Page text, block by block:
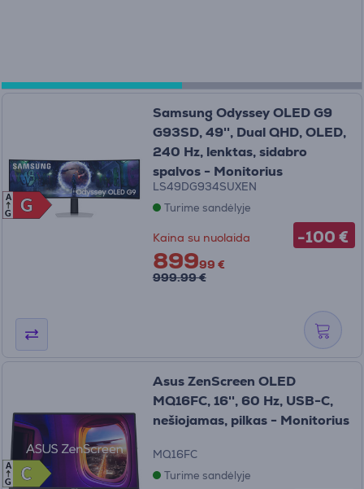
-100 €
G
G
A
G
Samsung Odyssey OLED G9
G93SD, 49'', Dual QHD, OLED,
240 Hz, lenktas, sidabro
spalvos - Monitorius
LS49DG934SUXEN
Turime sandėlyje
Kaina su nuolaida
89999 €
999.99 €
C
C
A
G
Asus ZenScreen OLED
MQ16FC, 16'', 60 Hz, USB-C,
nešiojamas, pilkas - Monitorius
MQ16FC
Turime sandėlyje